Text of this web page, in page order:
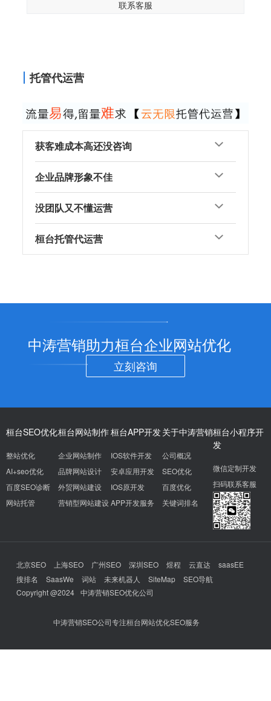
联系客服
托管代运营
获客难成本高还没咨询
企业品牌形象不佳
没团队又不懂运营
桓台托管代运营
中涛营销助力桓台企业网站优化
立刻咨询
桓台SEO优化
整站优化
AI+seo优化
百度SEO诊断
网站托管
桓台网站制作
企业网站制作
品牌网站设计
外贸网站建设
营销型网站建设
桓台APP开发
IOS软件开发
安卓应用开发
IOS原开发
APP开发服务
关于中涛营销
公司概况
SEO优化
百度优化
关键词排名
桓台小程序开
发
微信定制开发
扫码联系客服
北京SEO 上海SEO 广州SEO 深圳SEO 煜程 云直达
saasEE
搜排名
SaasWe 词站 未来机器人 SiteMap
SEO导航
Copyright @2024 中涛营销SEO优化公司
中涛营销SEO公司专注桓台网站优化SEO服务